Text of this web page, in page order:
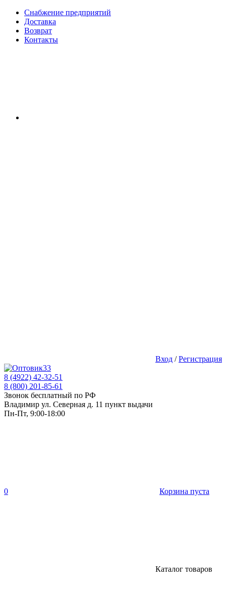
Снабжение предприятий
Доставка
Возврат
Контакты
Вход /Регистрация
8 (4922) 42-32-51
8 (800) 201-85-61
Звонок бесплатный по РФ
Владимир ул. Северная д. 11 пункт выдачи
Пн-Пт, 9:00-18:00
0 Корзина пуста
Каталог товаров